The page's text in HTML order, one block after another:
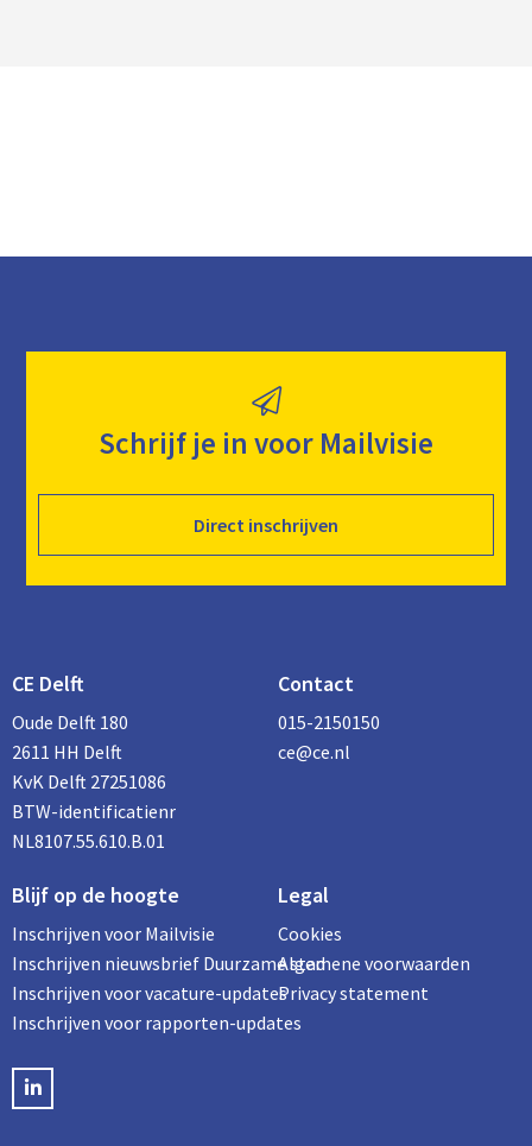
Schrijf je in voor Mailvisie
Direct inschrijven
CE Delft
Oude Delft 180
2611 HH Delft
KvK Delft 27251086
BTW-identificatienr
NL8107.55.610.B.01
Contact
015-2150150
ce@ce.nl
Blijf op de hoogte
Inschrijven voor Mailvisie
Inschrijven nieuwsbrief Duurzame stad
Inschrijven voor vacature-updates
Inschrijven voor rapporten-updates
LinkedIN
Legal
Cookies
Algemene voorwaarden
Privacy statement